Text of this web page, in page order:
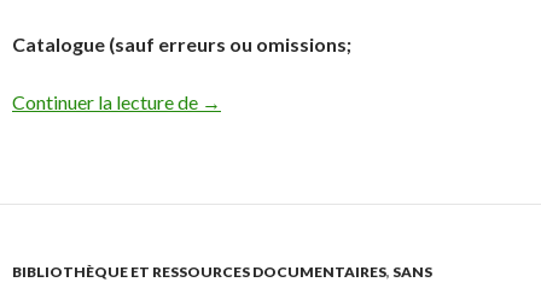
Catalogue (sauf erreurs ou omissions;
Continuer la lecture de Le Fonds Alice Chevalier.
→
BIBLIOTHÈQUE ET RESSOURCES DOCUMENTAIRES, SANS